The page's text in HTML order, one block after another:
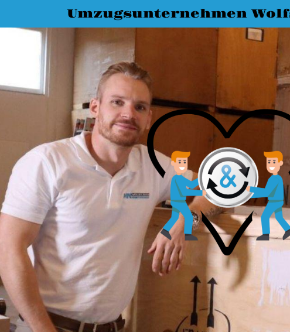
Umzugsunternehmen